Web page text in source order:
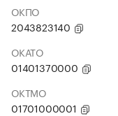
ОКПО
2043823140
ОКАТО
01401370000
ОКТМО
01701000001